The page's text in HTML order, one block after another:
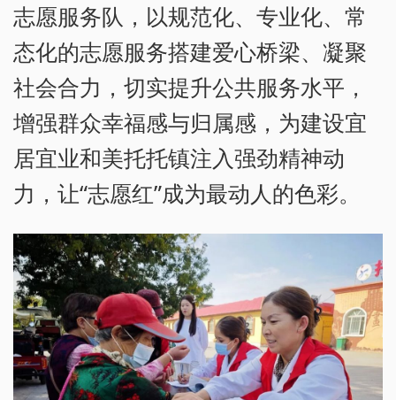
志愿服务队，以规范化、专业化、常
态化的志愿服务搭建爱心桥梁、凝聚
社会合力，切实提升公共服务水平，
增强群众幸福感与归属感，为建设宜
居宜业和美托托镇注入强劲精神动
力，让“志愿红”成为最动人的色彩。